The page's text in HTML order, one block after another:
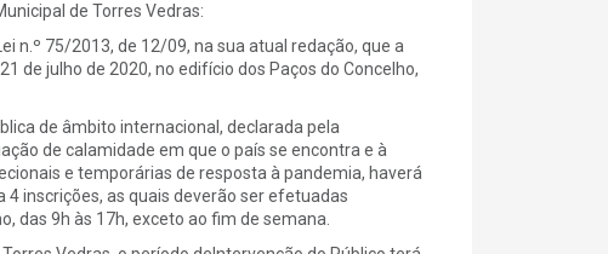
de Torres Vedras:
n.º 75/2013, de 12/09, na sua atual redação, que a
de julho de 2020, no edifício dos Paços do Concelho,
de âmbito internacional, declarada pela
de calamidade em que o país se encontra e à
e temporárias de resposta à pandemia, haverá
inscrições, as quais deverão ser efetuadas
das 9h às 17h, exceto ao fim de semana.